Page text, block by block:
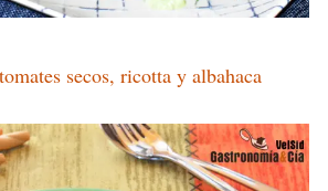
secos, ricotta y albahaca